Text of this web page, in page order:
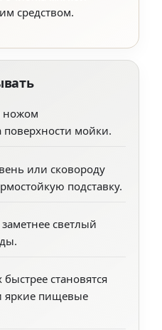
средством.
ножом
поверхности мойки.
или сковороду
подставку.
светлый
становятся
яркие пищевые